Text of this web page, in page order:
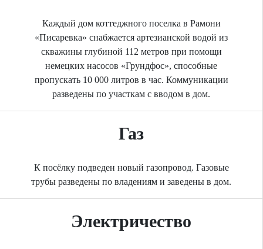
Каждый дом коттеджного поселка в Рамони
«Писаревка» снабжается артезианской водой из
скважины глубиной 112 метров при помощи
немецких насосов «Грундфос», способные
пропускать 10 000 литров в час. Коммуникации
разведены по участкам с вводом в дом.
Газ
К посёлку подведен новый газопровод. Газовые
трубы разведены по владениям и заведены в дом.
Электричество